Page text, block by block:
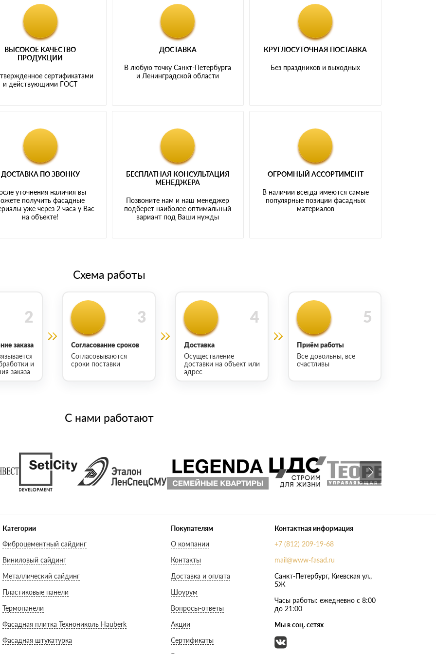
ВЫСОКОЕ КАЧЕСТВО
ПРОДУКЦИИ
сертификатами
и действующими ГОСТ
ДОСТАВКА
В любую точку Санкт-Петербурга
и Ленинградской области
КРУГЛОСУТОЧНАЯ ПОСТАВКА
Без праздников и выходных
ДОСТАВКА ПО ЗВОНКУ
уточнения наличия вы
получить фасадные
уже через 2 часа у Вас
на объекте!
БЕСПЛАТНАЯ КОНСУЛЬТАЦИЯ
МЕНЕДЖЕРА
Позвоните нам и наш менеджер
подберет наиболее оптимальный
вариант под Ваши нужды
ОГРОМНЫЙ АССОРТИМЕНТ
В наличии всегда имеются самые
популярные позиции фасадных
материалов
Схема работы
заказа
и
заказа
Согласование сроков
Согласовываются
сроки поставки
Доставка
Осуществление
доставки на объект или
адрес
Приём работы
Все довольны, все
счастливы
С нами работают
Категории
Фиброцементный сайдинг
Виниловый сайдинг
Металлический сайдинг
Пластиковые панели
Термопанели
Фасадная плитка Технониколь Hauberk
Фасадная штукатурка
Покупателям
О компании
Контакты
Доставка и оплата
Шоурум
Вопросы-ответы
Акции
Сертификаты
Контактная информация
+7 (812) 209-19-68
mail@www-fasad.ru
Санкт-Петербург, ​Киевская ул.,
5Ж
Часы работы: ежедневно с 8:00
до 21:00
Мы в соц. сетях